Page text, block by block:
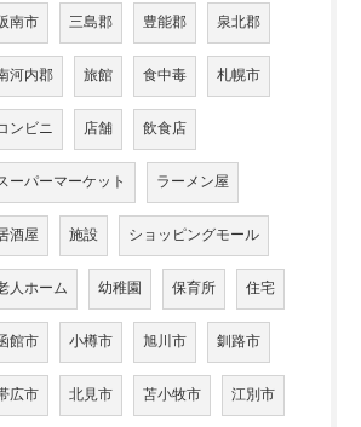
南市 三島郡 豊能郡 泉北郡
河内郡 旅館 食中毒 札幌市
ンビニ 店舗 飲食店
ーパーマーケット ラーメン屋
酒屋 施設 ショッピングモール
人ホーム 幼稚園 保育所 住宅
館市 小樽市 旭川市 釧路市
広市 北見市 苫小牧市 江別市